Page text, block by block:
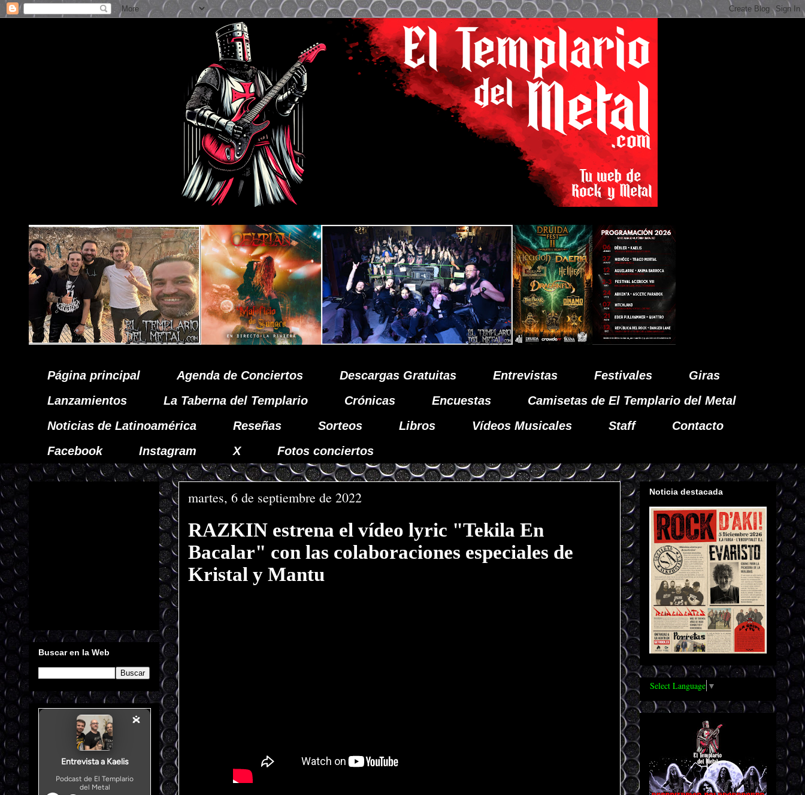
Página principal Agenda de Conciertos Descargas Gratuitas Entrevistas Festivales
Giras
Lanzamientos
La Taberna del Templario Crónicas Encuestas
Camisetas de El Templario del Metal
Noticias de Latinoamérica
Reseñas Sorteos Libros Vídeos Musicales Staff
Contacto
Facebook
Instagram X Fotos conciertos
martes, 6 de septiembre de 2022
RAZKIN estrena el vídeo lyric "Tekila En
Bacalar" con las colaboraciones especiales de
Kristal y Mantu
Buscar en la Web
Noticia destacada
Select Language ▼